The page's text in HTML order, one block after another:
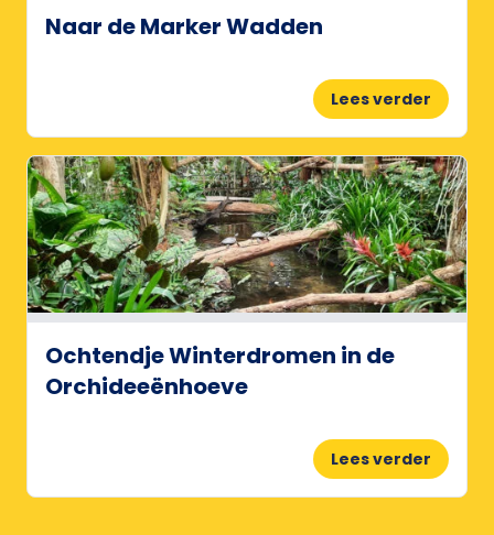
Naar de Marker Wadden
Lees verder
Ochtendje Winterdromen in de
Orchideeënhoeve
Lees verder